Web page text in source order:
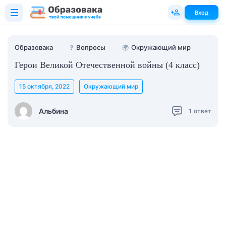
Образовака ❓ Вопросы 🌍 Окружающий мир
Герои Великой Отечественной войны (4 класс)
Альбина
15 октября, 2022 Окружающий мир
1 ответ
Вход